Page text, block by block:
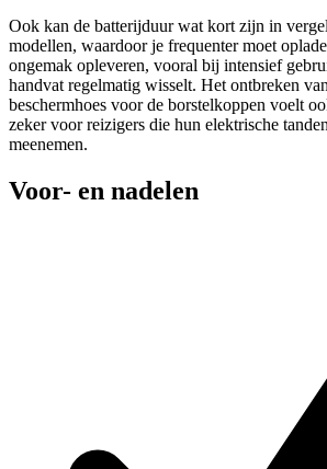
Ook kan de batterijduur wat kort zijn in
modellen, waardoor je frequenter moet
ongemak opleveren, vooral bij intensief
handvat regelmatig wisselt. Het ontbreken
beschermhoes voor de borstelkoppen voelt
zeker voor reizigers die hun elektrische
meenemen.
Voor- en nadelen